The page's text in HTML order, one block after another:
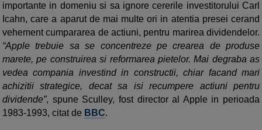
importante in domeniu si sa ignore cererile investitorului Carl
Icahn, care a aparut de mai multe ori in atentia presei cerand
vehement cumpararea de actiuni, pentru marirea dividendelor.
“Apple trebuie sa se concentreze pe crearea de produse
marete, pe construirea si reformarea pietelor. Mai degraba as
vedea compania investind in constructii, chiar facand mari
achizitii strategice, decat sa isi recumpere actiuni pentru
dividende”, spune Sculley, fost director al Apple in perioada
1983-1993, citat de BBC.